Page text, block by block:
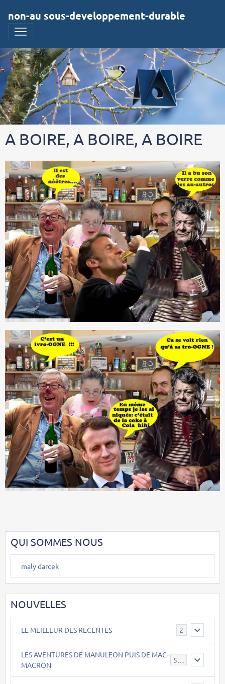
non-au sous-developpement-durable
A BOIRE, A BOIRE, A BOIRE
QUI SOMMES NOUS
maly darcek
NOUVELLES
LE MEILLEUR DES RECENTES 2
LES AVENTURES DE MANULEON PUIS DE MAC-
MACRON
543